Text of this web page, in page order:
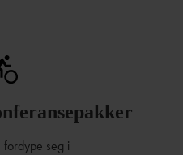
seg i